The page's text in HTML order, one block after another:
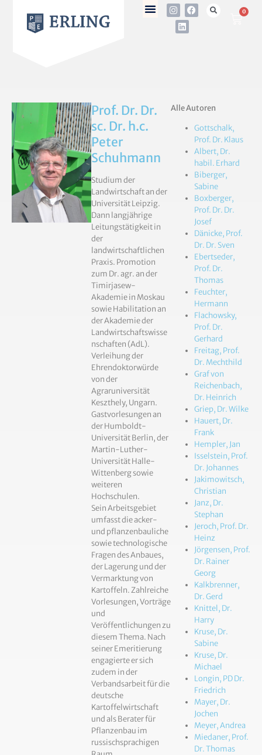
0
Prof. Dr. Dr.
sc. Dr. h.c.
Peter
Schuhmann
Studium der
Landwirtschaft an der
Universität Leipzig.
Dann langjährige
Leitungstätigkeit in
der
landwirtschaftlichen
Praxis. Promotion
zum Dr. agr. an der
Timirjasew-
Akademie in Moskau
sowie Habilitation an
der Akademie der
Landwirtschaftswisse
nschaften (AdL).
Verleihung der
Ehrendoktorwürde
von der
Agraruniversität
Keszthely, Ungarn.
Gastvorlesungen an
der Humboldt-
Universität Berlin, der
Martin-Luther-
Universität Halle-
Wittenberg sowie
weiteren
Hochschulen.
Sein Arbeitsgebiet
umfasst die acker-
und pflanzenbauliche
sowie technologische
Fragen des Anbaues,
der Lagerung und der
Vermarktung von
Kartoffeln. Zahlreiche
Vorlesungen, Vorträge
und
Veröffentlichungen zu
diesem Thema. Nach
seiner Emeritierung
engagierte er sich
zudem in der
Verbandsarbeit für die
deutsche
Kartoffelwirtschaft
und als Berater für
Pflanzenbau im
russischsprachigen
Alle Autoren
Gottschalk,
Prof. Dr. Klaus
Albert, Dr.
habil. Erhard
Biberger,
Sabine
Boxberger,
Prof. Dr. Dr.
Josef
Dänicke, Prof.
Dr. Dr. Sven
Ebertseder,
Prof. Dr.
Thomas
Feuchter,
Hermann
Flachowsky,
Prof. Dr.
Gerhard
Freitag, Prof.
Dr. Mechthild
Graf von
Reichenbach,
Dr. Heinrich
Griep, Dr. Wilke
Hauert, Dr.
Frank
Hempler, Jan
Isselstein, Prof.
Dr. Johannes
Jakimowitsch,
Christian
Janz, Dr.
Stephan
Jeroch, Prof. Dr.
Heinz
Jörgensen, Prof.
Dr. Rainer
Georg
Kalkbrenner,
Dr. Gerd
Knittel, Dr.
Harry
Kruse, Dr.
Sabine
Kruse, Dr.
Michael
Longin, PD Dr.
Friedrich
Mayer, Dr.
Jochen
Meyer, Andrea
Miedaner, Prof.
Dr. Thomas